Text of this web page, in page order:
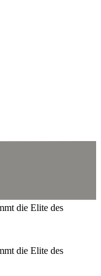
die Elite des
die Elite des